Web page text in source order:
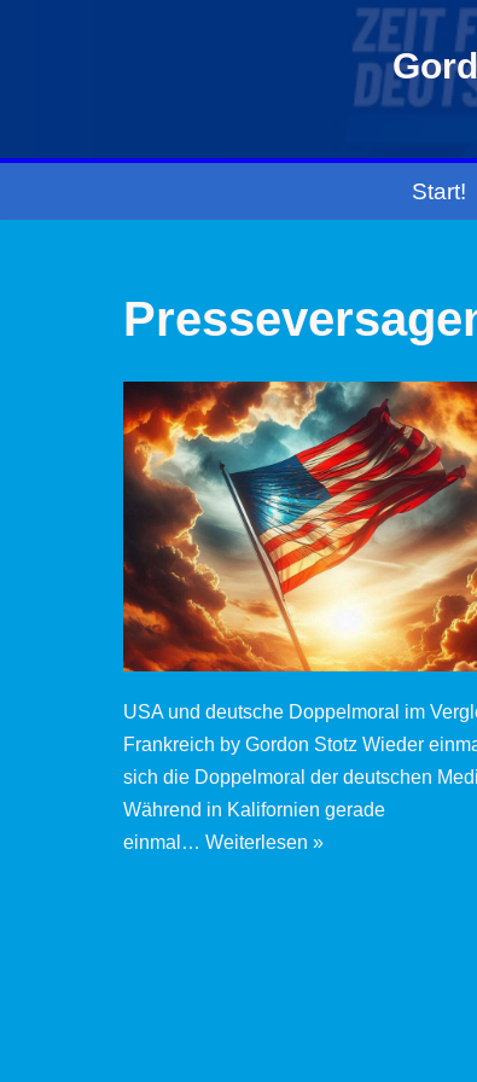
Start!
USA und deutsche Doppelmoral im
Frankreich by Gordon Stotz Wieder
sich die Doppelmoral der deutschen
Während in Kalifornien gerade
einmal… Weiterlesen »